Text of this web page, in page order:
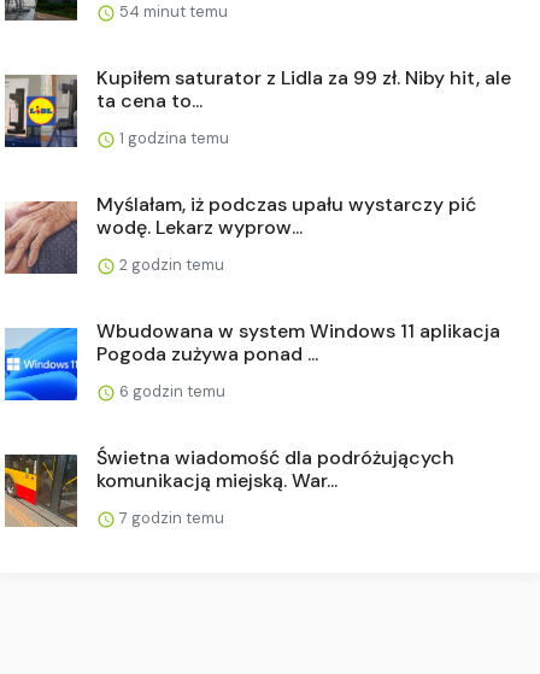
54 minut temu
Kupiłem saturator z Lidla za 99 zł. Niby hit, ale
ta cena to...
1 godzina temu
Myślałam, iż podczas upału wystarczy pić
wodę. Lekarz wyprow...
2 godzin temu
Wbudowana w system Windows 11 aplikacja
Pogoda zużywa ponad ...
6 godzin temu
Świetna wiadomość dla podróżujących
komunikacją miejską. War...
7 godzin temu